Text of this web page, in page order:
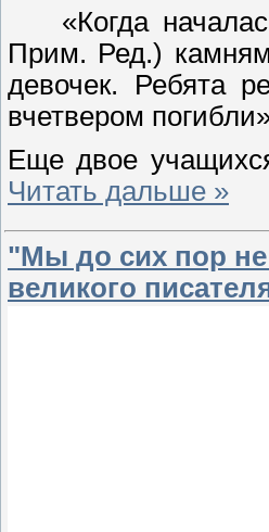
«Когда
Прим. Ред.)
девочек. Ребята
вчетвером
Еще двое
Читать дальше »
"Мы до сих пор
великого